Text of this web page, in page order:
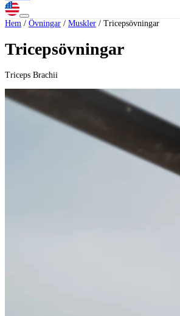
Hem / Övningar / Muskler / Tricepsövningar
Tricepsövningar
Triceps Brachii